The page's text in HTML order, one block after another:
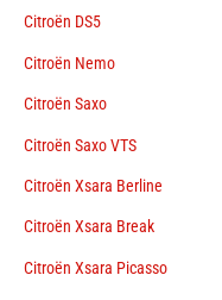
Citroën DS5
Citroën Nemo
Citroën Saxo
Citroën Saxo VTS
Citroën Xsara Berline
Citroën Xsara Break
Citroën Xsara Picasso